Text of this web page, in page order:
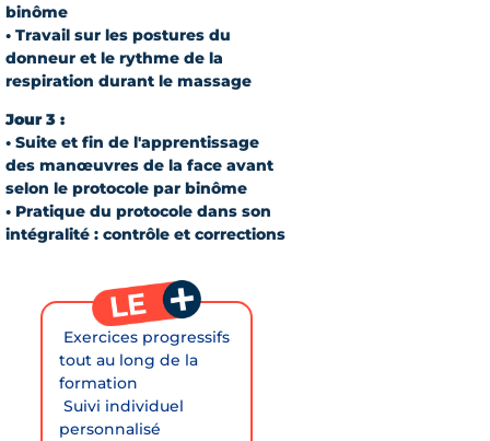
binôme
• Travail sur les postures du
donneur et le rythme de la
respiration durant le massage
Jour 3 :
• Suite et fin de l'apprentissage
des manœuvres de la face avant
selon le protocole par binôme
• Pratique du protocole dans son
intégralité : contrôle et corrections
 Exercices progressifs
tout au long de la
formation
 Suivi individuel
personnalisé